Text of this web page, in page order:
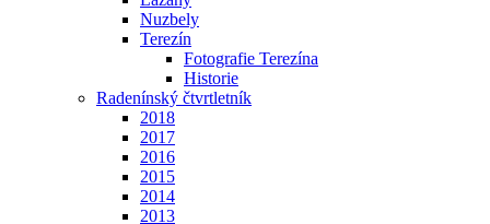
Nuzbely
Terezín
Fotografie Terezína
Historie
Radenínský čtvrtletník
2018
2017
2016
2015
2014
2013